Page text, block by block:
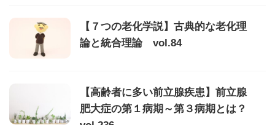
【７つの老化学説】古典的な老化理
論と統合理論 vol.84
【高齢者に多い前立腺疾患】前立腺
肥大症の第１病期～第３病期とは？